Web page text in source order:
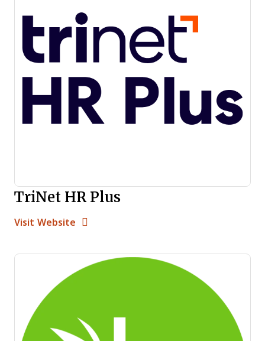
TriNet HR Plus
Visit Website Opens New Window